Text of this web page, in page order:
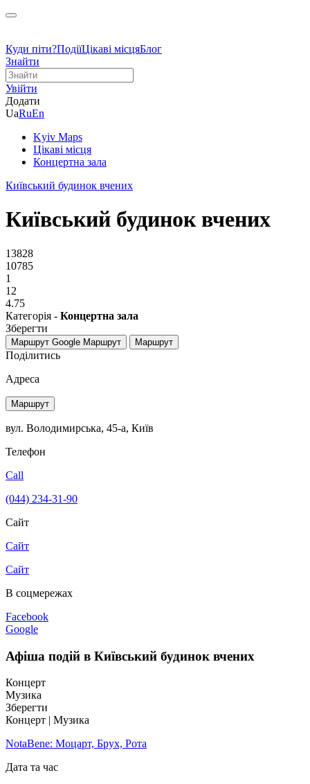
Куди піти?ПодіїЦікаві місцяБлог
Знайти
Увійти
Додати
UaRuEn
Kyiv Maps
Цікаві місця
Концертна зала
Київський будинок вчених
Київський будинок вчених
13828
10785
1
12
4.75
Категорія - Концертна зала
Зберегти
Маршрут Google Маршрут Маршрут
Поділитись
Адреса
Маршрут
вул. Володимирська, 45-а, Київ
Телефон
Call
(044) 234-31-90
Сайт
Сайт
Сайт
В соцмережах
Facebook
Google
Афіша подій в Київський будинок вчених
Концерт
Музика
Зберегти
Концерт | Музика
NotaBene: Моцарт, Брух, Рота
Дата та час